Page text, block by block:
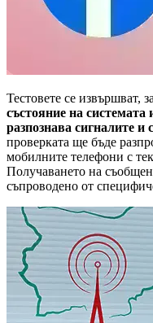
Тестовете се извършват,
състояние на системата
разпознава сигналите и
проверката ще бъде
мобилните телефони с
Получаването на
съпроводено от